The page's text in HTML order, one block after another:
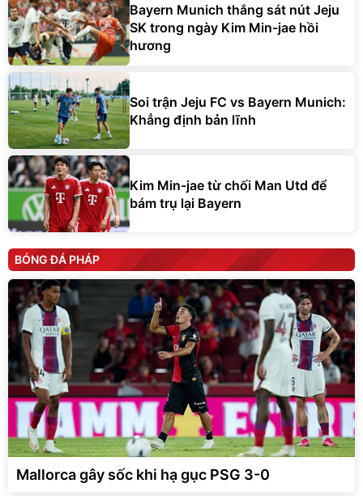
Bayern Munich thắng sát nút Jeju
SK trong ngày Kim Min-jae hồi
hương
Soi trận Jeju FC vs Bayern Munich:
Khẳng định bản lĩnh
Kim Min-jae từ chối Man Utd để
bám trụ lại Bayern
BÓNG ĐÁ PHÁP
Mallorca gây sốc khi hạ gục PSG 3-0